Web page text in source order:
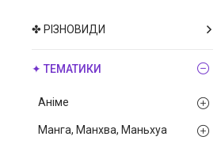
✤ РІЗНОВИДИ
✦ ТЕМАТИКИ
Аніме
Манга, Манхва, Маньхуа